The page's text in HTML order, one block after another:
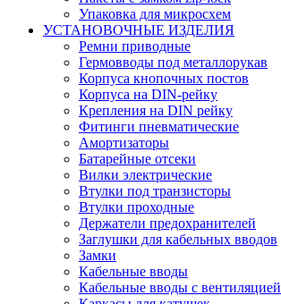
Упаковка для микросхем
УСТАНОВОЧНЫЕ ИЗДЕЛИЯ
Ремни приводные
Гермовводы под металлорукав
Корпуса кнопочных постов
Корпуса на DIN-рейку
Крепления на DIN рейку
Фитинги пневматические
Амортизаторы
Батарейные отсеки
Вилки электрические
Втулки под транзисторы
Втулки проходные
Держатели предохранителей
Заглушки для кабельных вводов
Замки
Кабельные вводы
Кабельные вводы с вентиляцией